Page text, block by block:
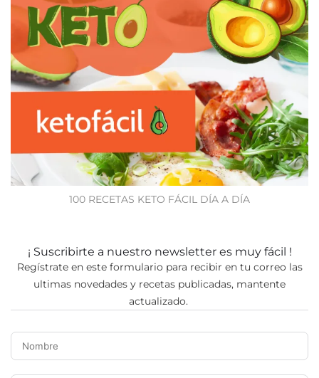
100 RECETAS KETO FÁCIL DÍA A DÍA
¡ Suscribirte a nuestro newsletter es muy fácil !
Regístrate en este formulario para recibir en tu correo las
ultimas novedades y recetas publicadas, mantente
actualizado.